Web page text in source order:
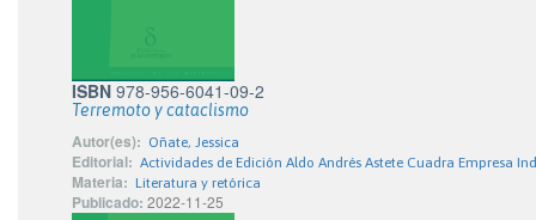
ISBN 978-956-6041-09-2
Terremoto y cataclismo
Autor(es): Oñate, Jessica
Editorial: Actividades de Edición Aldo Andrés Astete Cuadra Empresa
Materia: Literatura y retórica
Publicado: 2022-11-25